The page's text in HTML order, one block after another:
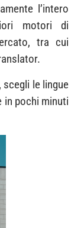
l’intero
motori di
tra cui
le lingue
in pochi minuti